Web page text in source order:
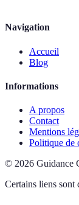
Navigation
Accueil
Blog
Informations
A propos
Contact
Mentions
Politique de
© 2026 Guidance
Certains liens sont